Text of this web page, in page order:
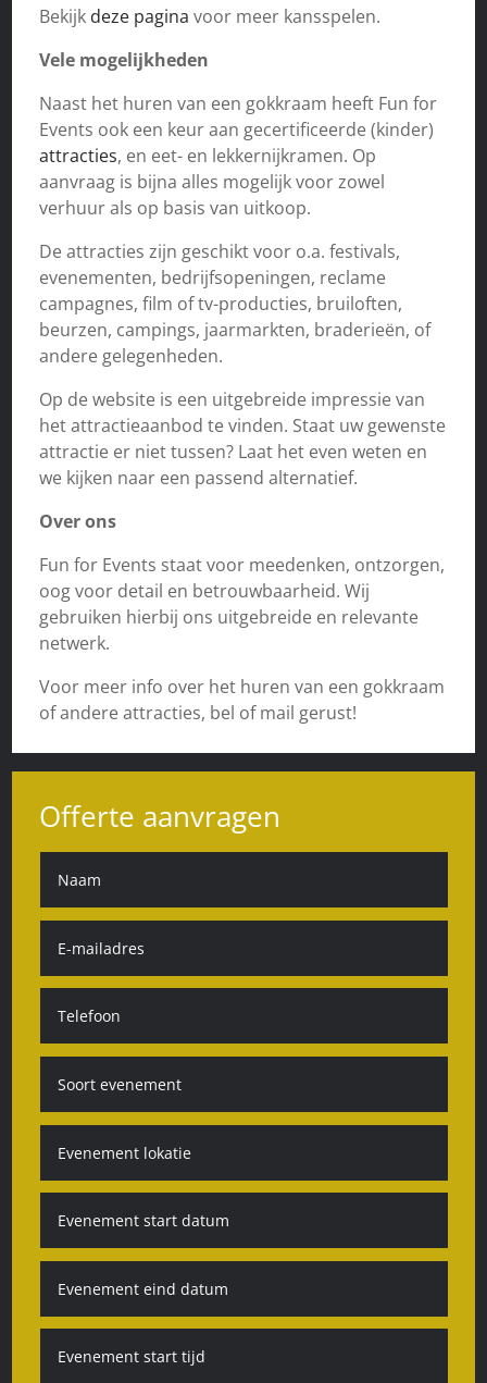
Bekijk deze pagina voor meer kansspelen.
Vele mogelijkheden
Naast het huren van een gokkraam heeft Fun for
Events ook een keur aan gecertificeerde (kinder)
attracties, en eet- en lekkernijkramen. Op
aanvraag is bijna alles mogelijk voor zowel
verhuur als op basis van uitkoop.
De attracties zijn geschikt voor o.a. festivals,
evenementen, bedrijfsopeningen, reclame
campagnes, film of tv-producties, bruiloften,
beurzen, campings, jaarmarkten, braderieën, of
andere gelegenheden.
Op de website is een uitgebreide impressie van
het attractieaanbod te vinden. Staat uw gewenste
attractie er niet tussen? Laat het even weten en
we kijken naar een passend alternatief.
Over ons
Fun for Events staat voor meedenken, ontzorgen,
oog voor detail en betrouwbaarheid. Wij
gebruiken hierbij ons uitgebreide en relevante
netwerk.
Voor meer info over het huren van een gokkraam
of andere attracties, bel of mail gerust!
Offerte aanvragen